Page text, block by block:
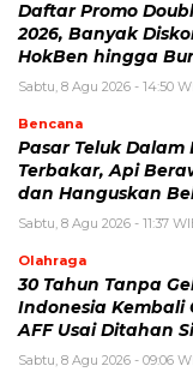
Daftar Promo
2026, Banyak
HokBen hingga
Sabtu, 8 Agu 2026 - 14:50
Bencana
Pasar Teluk Dalam
Terbakar, Api
dan Hanguskan
Sabtu, 8 Agu 2026 - 11:37
Olahraga
30 Tahun Tanpa
Indonesia Kembali
AFF Usai Ditahan
Sabtu, 8 Agu 2026 - 09:06